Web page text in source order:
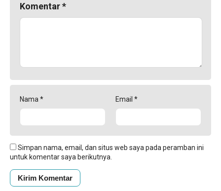
Komentar*
Nama * Email *
Simpan nama, email, dan situs web saya pada peramban ini
untuk komentar saya berikutnya.